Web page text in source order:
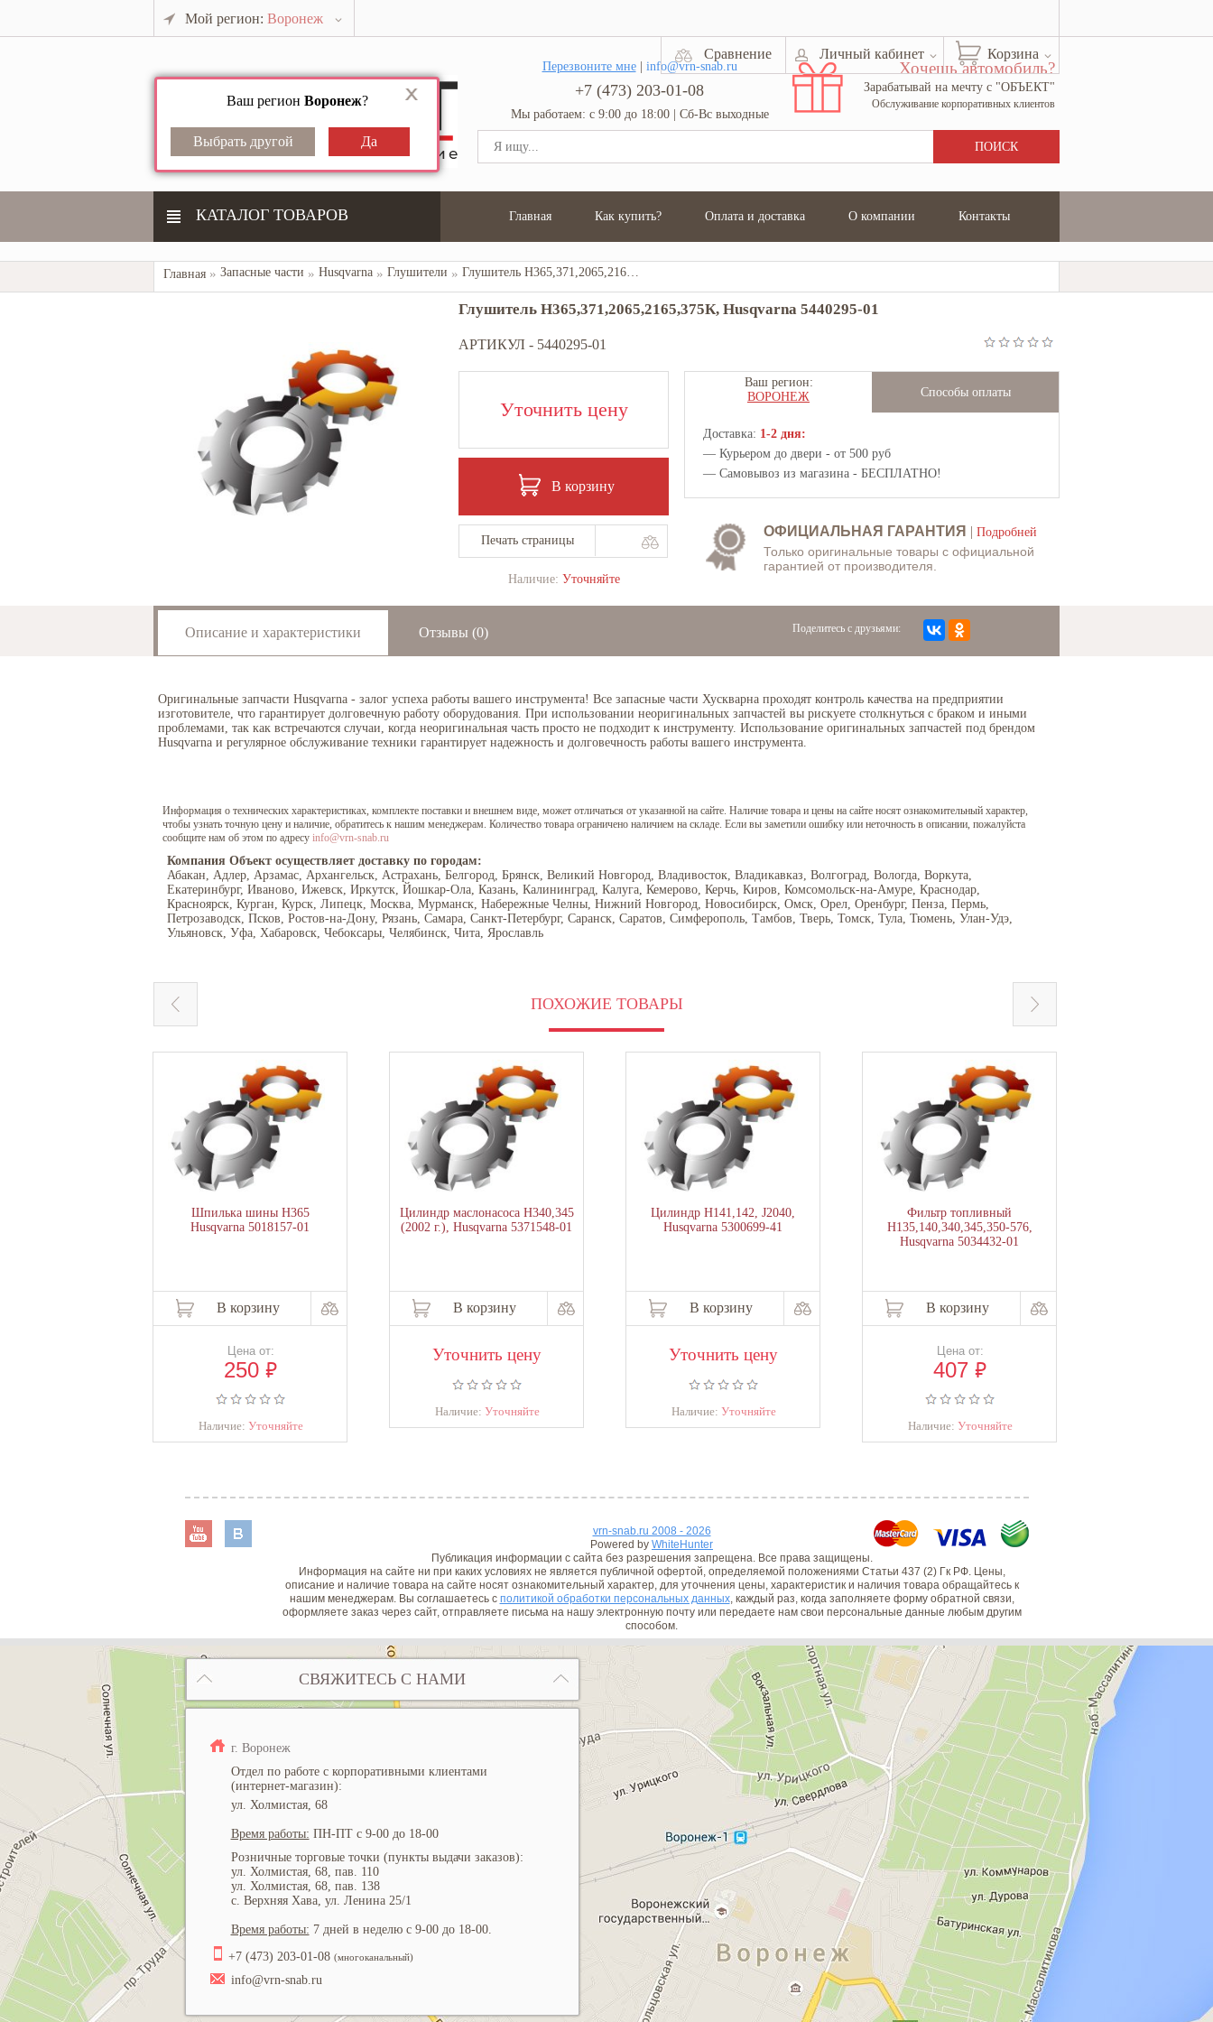
Мой регион: Воронеж
Ваш регион Воронеж?
Корзина
Личный кабинет
Сравнение
Перезвоните мне| info@vrn-snab.ru
+7 (473) 203-01-08
Мы работаем: с 9:00 до 18:00 | Сб-Вс выходные
Хочешь автомобиль?
Зарабатывай на мечту с "ОБЪЕКТ"
Обслуживание корпоративных клиентов
КАТАЛОГ ТОВАРОВ Главная Как купить? Оплата и доставка О компании Контакты
Главная Запасные части Husqvarna Глушители Глушитель Н365,371,2065,2165,375К, Husqvarna 5440295-01
Глушитель Н365,371,2065,2165,375К, Husqvarna 5440295-01
АРТИКУЛ - 5440295-01
Уточнить цену
В корзину
Печать страницы
Наличие: Уточняйте
Ваш регион:
ВОРОНЕЖ
Способы оплаты
Доставка: 1-2 дня:
— Курьером до двери - от 500 руб
— Самовывоз из магазина - БЕСПЛАТНО!
ОФИЦИАЛЬНАЯ ГАРАНТИЯ | Подробней
Только оригинальные товары с официальной
гарантией от производителя.
Описание и характеристики Отзывы (0) Поделитесь с друзьями:
Оригинальные запчасти Husqvarna - залог успеха работы вашего инструмента! Все запасные части Хускварна проходят контроль качества на предприятии
изготовителе, что гарантирует долговечную работу оборудования. При использовании неоригинальных запчастей вы рискуете столкнуться с браком и иными
проблемами, так как встречаются случаи, когда неоригинальная часть просто не подходит к инструменту. Использование оригинальных запчастей под брендом
Husqvarna и регулярное обслуживание техники гарантирует надежность и долговечность работы вашего инструмента.
Информация о технических характеристиках, комплекте поставки и внешнем виде, может отличаться от указанной на сайте. Наличие товара и цены на сайте носят ознакомительный характер,
чтобы узнать точную цену и наличие, обратитесь к нашим менеджерам. Количество товара ограничено наличием на складе. Если вы заметили ошибку или неточность в описании, пожалуйста
сообщите нам об этом по адресу info@vrn-snab.ru
Компания Объект осуществляет доставку по городам:
Абакан, Адлер, Арзамас, Архангельск, Астрахань, Белгород, Брянск, Великий Новгород, Владивосток, Владикавказ, Волгоград, Вологда, Воркута,
Екатеринбург, Иваново, Ижевск, Иркутск, Йошкар-Ола, Казань, Калининград, Калуга, Кемерово, Керчь, Киров, Комсомольск-на-Амуре, Краснодар,
Красноярск, Курган, Курск, Липецк, Москва, Мурманск, Набережные Челны, Нижний Новгород, Новосибирск, Омск, Орел, Оренбург, Пенза, Пермь,
Петрозаводск, Псков, Ростов-на-Дону, Рязань, Самара, Санкт-Петербург, Саранск, Саратов, Симферополь, Тамбов, Тверь, Томск, Тула, Тюмень, Улан-Удэ,
Ульяновск, Уфа, Хабаровск, Чебоксары, Челябинск, Чита, Ярославль
ПОХОЖИЕ ТОВАРЫ
Шпилька шины Н365
Husqvarna 5018157-01
В корзину
Цена от:
250 ₽
Наличие: Уточняйте
Цилиндр маслонасоса Н340,345
(2002 г.), Husqvarna 5371548-01
В корзину
Уточнить цену
Наличие: Уточняйте
Цилиндр Н141,142, J2040,
Husqvarna 5300699-41
В корзину
Уточнить цену
Наличие: Уточняйте
Фильтр топливный
Н135,140,340,345,350-576,
Husqvarna 5034432-01
В корзину
Цена от:
407 ₽
Наличие: Уточняйте
vrn-snab.ru 2008 - 2026
Powered by WhiteHunter
Публикация информации с сайта без разрешения запрещена. Все права защищены.
Информация на сайте ни при каких условиях не является публичной офертой, определяемой положениями Статьи 437 (2) Гк РФ. Цены,
описание и наличие товара на сайте носят ознакомительный характер, для уточнения цены, характеристик и наличия товара обращайтесь к
нашим менеджерам. Вы соглашаетесь с политикой обработки персональных данных, каждый раз, когда заполняете форму обратной связи,
оформляете заказ через сайт, отправляете письма на нашу электронную почту или передаете нам свои персональные данные любым другим
способом.
СВЯЖИТЕСЬ С НАМИ
г. Воронеж
Отдел по работе с корпоративными клиентами
(интернет-магазин):
ул. Холмистая, 68
Время работы: ПН-ПТ с 9-00 до 18-00
Розничные торговые точки (пункты выдачи заказов):
ул. Холмистая, 68, пав. 110
ул. Холмистая, 68, пав. 138
с. Верхняя Хава, ул. Ленина 25/1
Время работы: 7 дней в неделю с 9-00 до 18-00.
+7 (473) 203-01-08 (многоканальный)
info@vrn-snab.ru